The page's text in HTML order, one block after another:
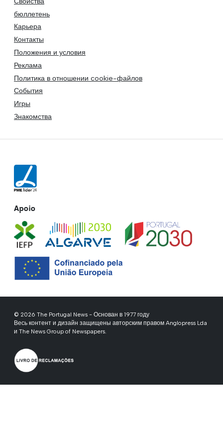
бюллетень
Карьера
Контакты
Положения и условия
Реклама
Политика в отношении cookie-файлов
События
Игры
Знакомства
Apoio
© 2026 The Portugal News - Основан в 1977 году
Весь контент и дизайн защищены авторским правом Anglopress Lda
и The News Group of Newspapers.